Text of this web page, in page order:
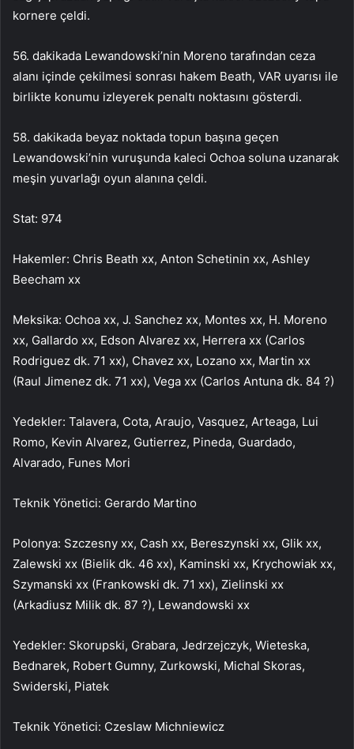
kornere çeldi.
56. dakikada Lewandowski’nin Moreno tarafından ceza
alanı içinde çekilmesi sonrası hakem Beath, VAR uyarısı ile
birlikte konumu izleyerek penaltı noktasını gösterdi.
58. dakikada beyaz noktada topun başına geçen
Lewandowski’nin vuruşunda kaleci Ochoa soluna uzanarak
meşin yuvarlağı oyun alanına çeldi.
Stat: 974
Hakemler: Chris Beath xx, Anton Schetinin xx, Ashley
Beecham xx
Meksika: Ochoa xx, J. Sanchez xx, Montes xx, H. Moreno
xx, Gallardo xx, Edson Alvarez xx, Herrera xx (Carlos
Rodriguez dk. 71 xx), Chavez xx, Lozano xx, Martin xx
(Raul Jimenez dk. 71 xx), Vega xx (Carlos Antuna dk. 84 ?)
Yedekler: Talavera, Cota, Araujo, Vasquez, Arteaga, Lui
Romo, Kevin Alvarez, Gutierrez, Pineda, Guardado,
Alvarado, Funes Mori
Teknik Yönetici: Gerardo Martino
Polonya: Szczesny xx, Cash xx, Bereszynski xx, Glik xx,
Zalewski xx (Bielik dk. 46 xx), Kaminski xx, Krychowiak xx,
Szymanski xx (Frankowski dk. 71 xx), Zielinski xx
(Arkadiusz Milik dk. 87 ?), Lewandowski xx
Yedekler: Skorupski, Grabara, Jedrzejczyk, Wieteska,
Bednarek, Robert Gumny, Zurkowski, Michal Skoras,
Swiderski, Piatek
Teknik Yönetici: Czeslaw Michniewicz